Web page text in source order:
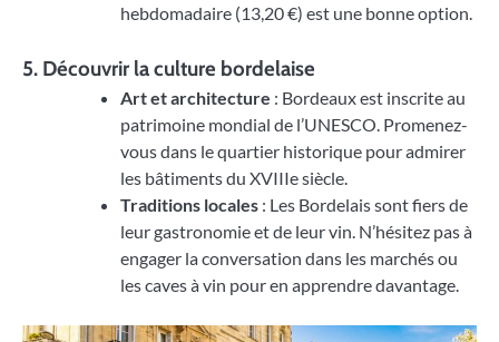
hebdomadaire (13,20 €) est une bonne option.
5. Découvrir la culture bordelaise
Art et architecture : Bordeaux est inscrite au
patrimoine mondial de l’UNESCO. Promenez-
vous dans le quartier historique pour admirer
les bâtiments du XVIIIe siècle.
Traditions locales : Les Bordelais sont fiers de
leur gastronomie et de leur vin. N’hésitez pas à
engager la conversation dans les marchés ou
les caves à vin pour en apprendre davantage.